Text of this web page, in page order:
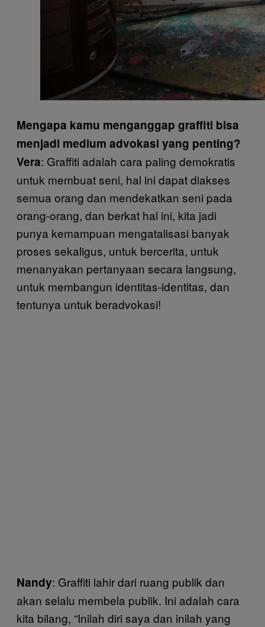
Mengapa kamu menganggap graffiti bisa
menjadi medium advokasi yang penting?
Vera: Graffiti adalah cara paling demokratis
untuk membuat seni, hal ini dapat diakses
semua orang dan mendekatkan seni pada
orang-orang, dan berkat hal ini, kita jadi
punya kemampuan mengatalisasi banyak
proses sekaligus, untuk bercerita, untuk
menanyakan pertanyaan secara langsung,
untuk membangun identitas-identitas, dan
tentunya untuk beradvokasi!
Nandy: Graffiti lahir dari ruang publik dan
akan selalu membela publik. Ini adalah cara
kita bilang, “Inilah diri saya dan inilah yang